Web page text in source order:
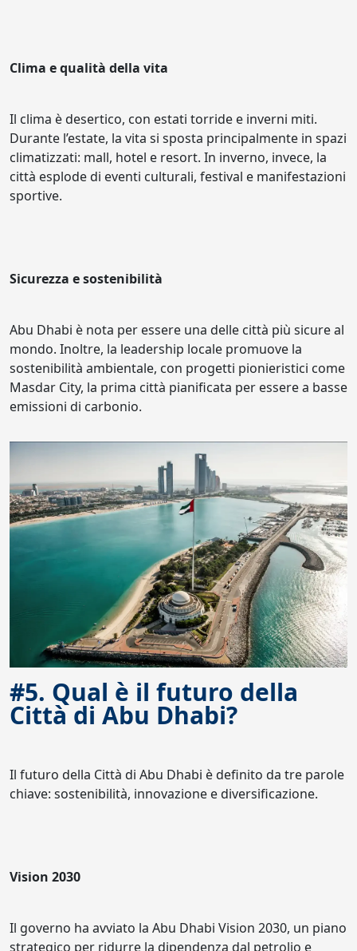
Clima e qualità della vita
Il clima è desertico, con estati torride e inverni miti.
Durante l’estate, la vita si sposta principalmente in spazi
climatizzati: mall, hotel e resort. In inverno, invece, la
città esplode di eventi culturali, festival e manifestazioni
sportive.
Sicurezza e sostenibilità
Abu Dhabi è nota per essere una delle città più sicure al
mondo. Inoltre, la leadership locale promuove la
sostenibilità ambientale, con progetti pionieristici come
Masdar City, la prima città pianificata per essere a basse
emissioni di carbonio.
#5. Qual è il futuro della
Città di Abu Dhabi?
Il futuro della Città di Abu Dhabi è definito da tre parole
chiave: sostenibilità, innovazione e diversificazione.
Vision 2030
Il governo ha avviato la Abu Dhabi Vision 2030, un piano
strategico per ridurre la dipendenza dal petrolio e